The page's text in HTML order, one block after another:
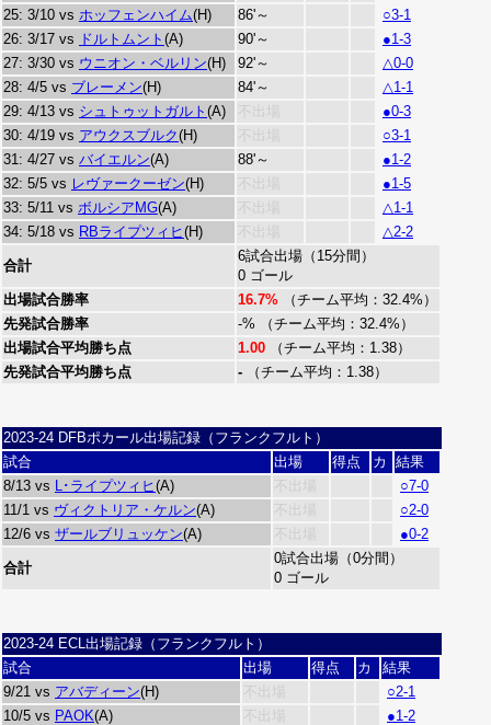
25: 3/10 vs ホッフェンハイム(H) 86'～
○3-1
26: 3/17 vs ドルトムント (A) 90'～
●1-3
27: 3/30 vs ウニオン・ベルリン(H) 92'～
△0-0
28: 4/5 vs ブレーメン(H) 84'～
△1-1
29: 4/13 vs シュトゥットガルト (A) 不出場
●0-3
30: 4/19 vs アウクスブルク(H) 不出場
○3-1
31: 4/27 vs バイエルン(A) 88'～
●1-2
32: 5/5 vs レヴァークーゼン(H) 不出場
●1-5
33: 5/11 vs ボルシアMG(A) 不出場
△1-1
34: 5/18 vs RBライプツィヒ(H) 不出場 △2-2
合計
6試合出場（15分間）
0 ゴール
出場試合勝率
16.7% （チーム平均：32.4%）
先発試合勝率
-% （チーム平均：32.4%）
出場試合平均勝ち点
1.00 （チーム平均：1.38）
先発試合平均勝ち点
- （チーム平均：1.38）
2023-24 DFBポカール出場記録（フランクフルト）
試合
出場 得点 カ
結果
8/13 vs L･ライプツィヒ(A) 不出場
○7-0
11/1 vs ヴィクトリア・ケルン(A) 不出場
○2-0
12/6 vs ザールブリュッケン(A) 不出場 ●0-2
合計
0試合出場（0分間）
0 ゴール
2023-24 ECL出場記録（フランクフルト）
試合
出場 得点 カ
結果
9/21 vs アバディーン(H) 不出場
○2-1
10/5 vs PAOK(A) 不出場
●1-2